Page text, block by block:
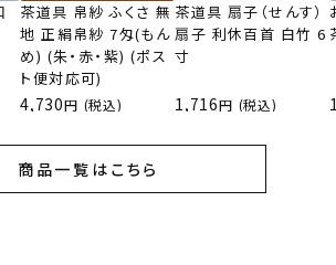
茶道具 帛紗 ふくさ 無
地 正絹帛紗 7匁(もん
め) (朱・赤・紫) (ポス
ト便対応可)
4,730 (税込)
茶道具 扇子（せんす）
扇子 利休百首 白竹 6
寸
1,716 (税込)
商品一覧はこちら